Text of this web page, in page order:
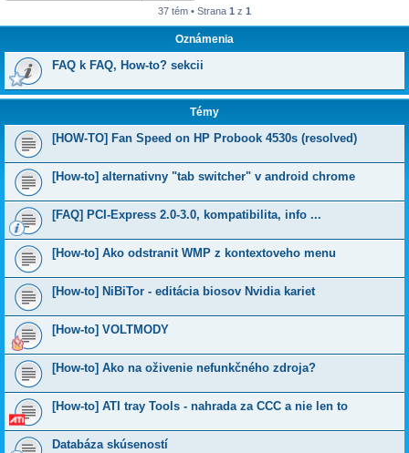
37 tém • Strana 1 z 1
Oznámenia
FAQ k FAQ, How-to? sekcii
Témy
[HOW-TO] Fan Speed on HP Probook 4530s (resolved)
[How-to] alternativny "tab switcher" v android chrome
[FAQ] PCI-Express 2.0-3.0, kompatibilita, info ...
[How-to] Ako odstranit WMP z kontextoveho menu
[How-to] NiBiTor - editácia biosov Nvidia kariet
[How-to] VOLTMODY
[How-to] Ako na oživenie nefunkčného zdroja?
[How-to] ATI tray Tools - nahrada za CCC a nie len to
Databáza skúseností